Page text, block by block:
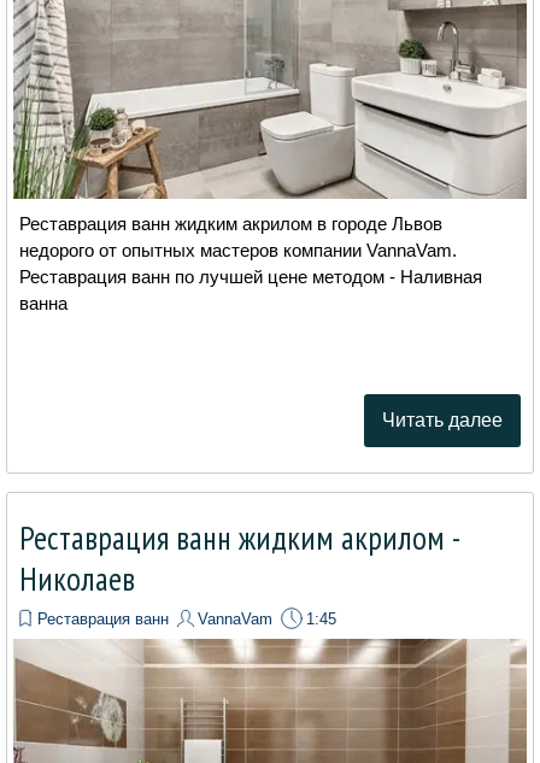
Реставрация ванн жидким акрилом в городе Львов
недорого от опытных мастеров компании VannaVam.
Реставрация ванн по лучшей цене методом - Наливная
ванна
Читать далее
Реставрация ванн жидким акрилом -
Николаев
Реставрация ванн VannaVam 1:45